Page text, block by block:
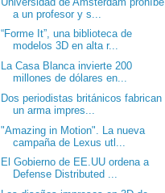
a un profesor y s...
“Forme It”, una biblioteca de
modelos 3D en alta r...
La Casa Blanca invierte 200
millones de dólares en...
Dos periodistas británicos fabrican
un arma impres...
"Amazing in Motion". La nueva
campaña de Lexus utl...
El Gobierno de EE.UU ordena a
Defense Distributed ...